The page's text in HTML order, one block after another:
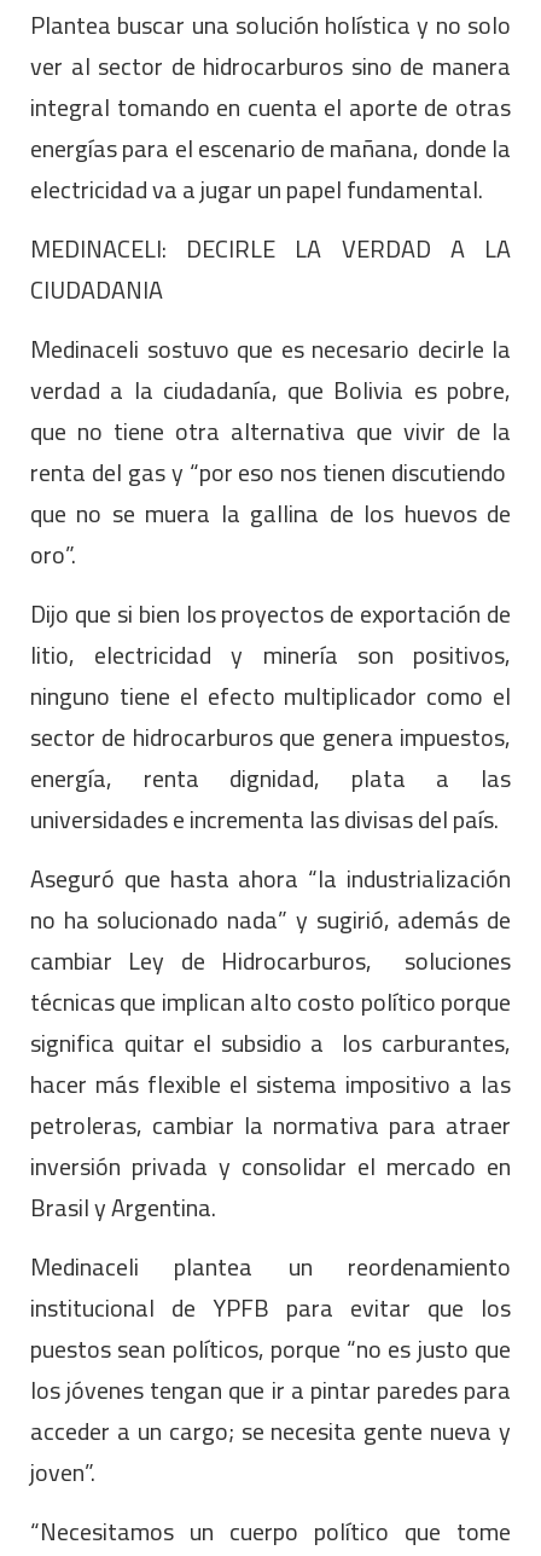
Plantea buscar una solución holística y no solo
ver al sector de hidrocarburos sino de manera
integral tomando en cuenta el aporte de otras
energías para el escenario de mañana, donde la
electricidad va a jugar un papel fundamental.
MEDINACELI: DECIRLE LA VERDAD A LA
CIUDADANIA
Medinaceli sostuvo que es necesario decirle la
verdad a la ciudadanía, que Bolivia es pobre,
que no tiene otra alternativa que vivir de la
renta del gas y “por eso nos tienen discutiendo
que no se muera la gallina de los huevos de
oro”.
Dijo que si bien los proyectos de exportación de
litio, electricidad y minería son positivos,
ninguno tiene el efecto multiplicador como el
sector de hidrocarburos que genera impuestos,
energía, renta dignidad, plata a las
universidades e incrementa las divisas del país.
Aseguró que hasta ahora “la industrialización
no ha solucionado nada” y sugirió, además de
cambiar Ley de Hidrocarburos, soluciones
técnicas que implican alto costo político porque
significa quitar el subsidio a los carburantes,
hacer más flexible el sistema impositivo a las
petroleras, cambiar la normativa para atraer
inversión privada y consolidar el mercado en
Brasil y Argentina.
Medinaceli plantea un reordenamiento
institucional de YPFB para evitar que los
puestos sean políticos, porque “no es justo que
los jóvenes tengan que ir a pintar paredes para
acceder a un cargo; se necesita gente nueva y
joven”.
“Necesitamos un cuerpo político que tome